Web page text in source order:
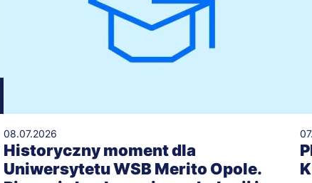
08.07.2026
Historyczny moment dla
Uniwersytetu WSB Merito Opole.